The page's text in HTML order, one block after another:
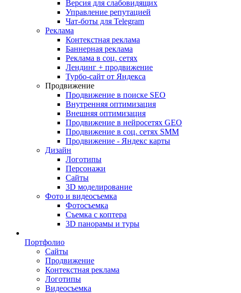
Версия для слабовидящих
Управление репутацией
Чат-боты для Telegram
Реклама
Контекстная реклама
Баннерная реклама
Реклама в соц. сетях
Лендинг + продвижение
Турбо-сайт от Яндекса
Продвижение
Продвижение в поиске SEO
Внутренняя оптимизация
Внешняя оптимизация
Продвижение в нейросетях GEO
Продвижение в соц. сетях SMM
Продвижение - Яндекс карты
Дизайн
Логотипы
Персонажи
Сайты
3D моделирование
Фото и видеосъемка
Фотосъемка
Съемка с коптера
3D панорамы и туры
Портфолио
Сайты
Продвижение
Контекстная реклама
Логотипы
Видеосъемка